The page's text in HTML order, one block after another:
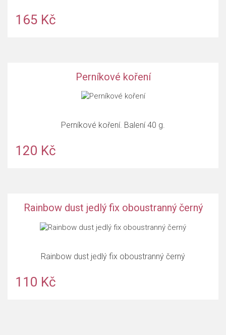
165 Kč
Perníkové koření
Perníkové koření. Balení 40 g.
120 Kč
Rainbow dust jedlý fix oboustranný černý
Rainbow dust jedlý fix oboustranný černý
110 Kč